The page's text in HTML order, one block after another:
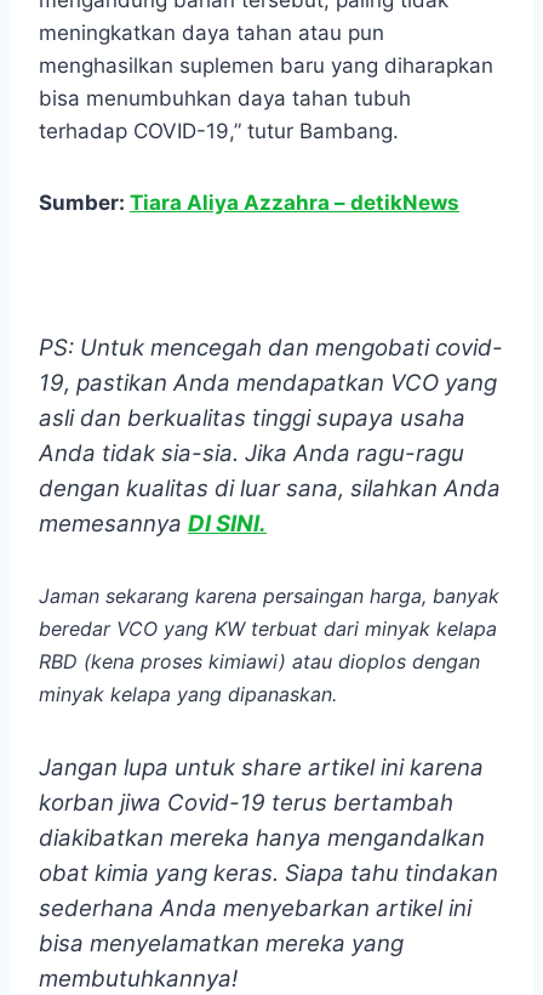
meningkatkan daya tahan atau pun
menghasilkan suplemen baru yang diharapkan
bisa menumbuhkan daya tahan tubuh
terhadap COVID-19,” tutur Bambang.
Sumber: Tiara Aliya Azzahra – detikNews
PS: Untuk mencegah dan mengobati covid-
19, pastikan Anda mendapatkan VCO yang
asli dan berkualitas tinggi supaya usaha
Anda tidak sia-sia. Jika Anda ragu-ragu
dengan kualitas di luar sana, silahkan Anda
memesannya DI SINI.
Jaman sekarang karena persaingan harga, banyak
beredar VCO yang KW terbuat dari minyak kelapa
RBD (kena proses kimiawi) atau dioplos dengan
minyak kelapa yang dipanaskan.
Jangan lupa untuk share artikel ini karena
korban jiwa Covid-19 terus bertambah
diakibatkan mereka hanya mengandalkan
obat kimia yang keras. Siapa tahu tindakan
sederhana Anda menyebarkan artikel ini
bisa menyelamatkan mereka yang
membutuhkannya!